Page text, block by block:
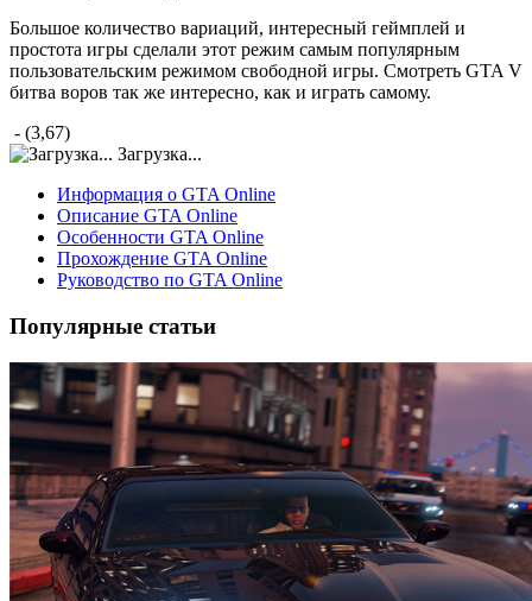
Большое количество вариаций, интересный геймплей и
простота игры сделали этот режим самым популярным
пользовательским режимом свободной игры. Смотреть GTA V
битва воров так же интересно, как и играть самому.
- (3,67)
Загрузка...
Информация о GTA Online
Описание GTA Online
Особенности GTA Online
Прохождение GTA Online
Руководство по GTA Online
Популярные статьи